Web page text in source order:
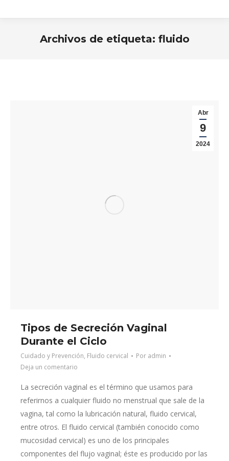
Archivos de etiqueta: fluido
Abr
9
2024
Tipos de Secreción Vaginal
Durante el Ciclo
Cuidado y Prevención, Fluido cervical Por admin
Deja un comentario
La secreción vaginal es el término que usamos para
referirnos a cualquier fluido no menstrual que sale de la
vagina, tal como la lubricación natural, fluido cervical,
entre otros. El fluido cervical (también conocido como
mucosidad cervical) es uno de los principales
componentes del flujo vaginal; éste es producido por las